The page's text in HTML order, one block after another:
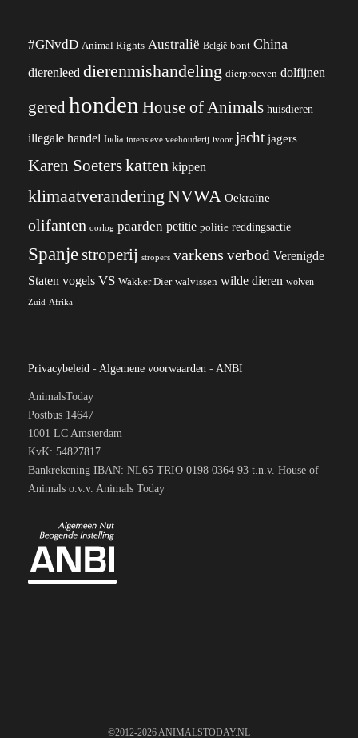
#GNvdD Animal Rights Australië België bont China
dierenleed dierenmishandeling dierproeven dolfijnen
geredhonden House of Animals huisdieren
illegale handel India intensieve veehouderij ivoor jacht jagers
Karen Soeterskatten kippen
klimaatverandering NVWA Oekraïne
olifanten oorlog paarden petitie politie reddingsactie
Spanjestroperij stropers varkens verbod Verenigde
Staten vogels VS Wakker Dier walvissen wilde dieren wolven
Zuid-Afrika
Privacybeleid - Algemene voorwaarden - ANBI
AnimalsToday
Postbus 14647
1001 LC Amsterdam
KvK: 54827817
Bankrekening IBAN: NL65 TRIO 0198 0364 93 t.n.v. House of
Animals o.v.v. Animals Today
©2012-2026 ANIMALSTODAY.NL